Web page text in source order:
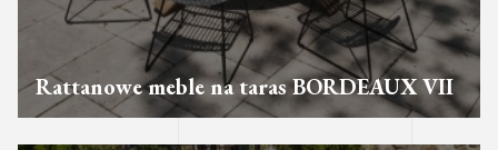
Rattanowe meble na taras BORDEAUX VII